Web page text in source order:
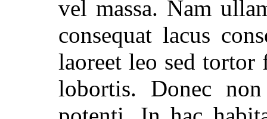
vel massa. Nam
consequat lacus
laoreet leo sed
lobortis. Donec non